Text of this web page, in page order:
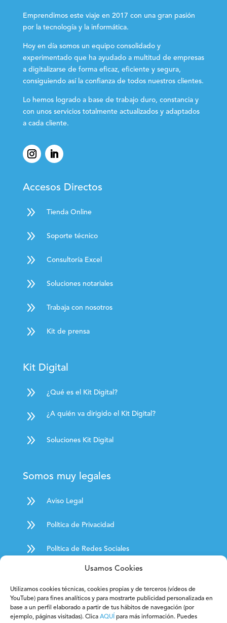
Usamos Cookies
Utilizamos cookies técnicas, cookies propias y de terceros (vídeos de
YouTube) para fines analíticos y para mostrarte publicidad personalizada en
base a un perfil elaborado a partir de tus hábitos de navegación (por
ejemplo, páginas visitadas). Clica AQUÍ para más información. Puedes
Emprendimos este viaje en 2017 con una gran pasión
por la tecnología y la informática.
Hoy en día somos un equipo consolidado y
experimentado que ha ayudado a multitud de empresas
a digitalizarse de forma eficaz, eficiente y segura,
consiguiendo así la confianza de todos nuestros clientes.
Lo hemos logrado a base de trabajo duro, constancia y
con unos servicios totalmente actualizados y adaptados
a cada cliente.
Accesos Directos
9 Tienda Online
9 Soporte técnico
9 Consultoría Excel
9 Soluciones notariales
9 Trabaja con nosotros
9 Kit de prensa
Kit Digital
9 ¿Qué es el Kit Digital?
9 ¿A quién va dirigido el Kit Digital?
9 Soluciones Kit Digital
Somos muy legales
9 Aviso Legal
9 Política de Privacidad
9 Política de Redes Sociales
Política de Cookies
9 Condiciones Generales de Contratación
Derecho de desistimiento